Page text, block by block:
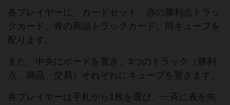
各プレイヤーに、カードセット、赤の勝利点トラッ
クカード、青の商品トラックカード、同キューブを
配ります。
また、中央にボードを置き、3つのトラック（勝利
点、商品、交易）それぞれにキューブを置きます。
各プレイヤーは手札から1枚を選び、一斉に表を向